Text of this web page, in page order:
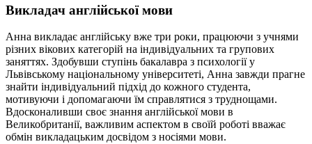
Викладач англійської мови
Анна викладає англійську вже три роки, працюючи з учнями
різних вікових категорій на індивідуальних та групових
заняттях. Здобувши ступінь бакалавра з психології у
Львівському національному університеті, Анна завжди прагне
знайти індивідуальний підхід до кожного студента,
мотивуючи і допомагаючи їм справлятися з труднощами.
Вдосконаливши своє знання англійської мови в
Великобританії, важливим аспектом в своїй роботі вважає
обмін викладацьким досвідом з носіями мови.